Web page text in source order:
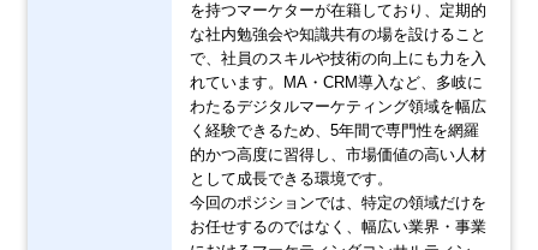
を持つマーケターが在籍しており、定期的
な社内勉強会や知識共有の場を設けること
で、社員のスキルや技術の向上にも力を入
れています。MA・CRM導入など、多岐に
わたるデジタルマーケティング領域を幅広
く経験できるため、5年間で専門性を網羅
的かつ高度に習得し、市場価値の高い人材
として成長できる環境です。
今回のポジションでは、特定の領域だけを
お任せするのではなく、幅広い業界・事業